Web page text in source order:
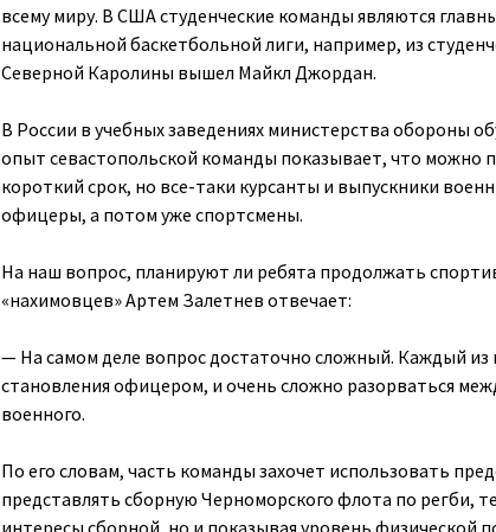
всему миру. В США студенческие команды являются
национальной баскетбольной лиги, например, из
Северной Каролины вышел Майкл Джордан.
В России в учебных заведениях министерства обороны
опыт севастопольской команды показывает, что можно
короткий срок, но все-таки курсанты и выпускники
офицеры, а потом уже спортсмены.
На наш вопрос, планируют ли ребята продолжать
«нахимовцев» Артем Залетнев отвечает:
— На самом деле вопрос достаточно сложный. Каждый из
становления офицером, и очень сложно разорваться
военного.
По его словам, часть команды захочет использовать
представлять сборную Черноморского флота по регби,
интересы сборной, но и показывая уровень физической